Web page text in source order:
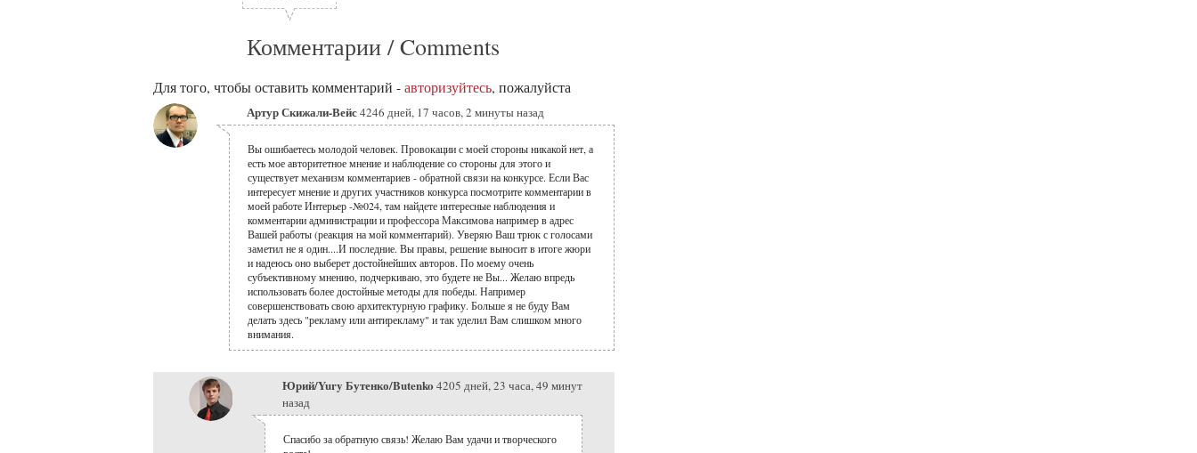
Комментарии / Comments
Для того, чтобы оставить комментарий - авторизуйтесь, пожалуйста
Артур Скижали-Вейс4246 дней, 17 часов, 2 минуты назад
Вы ошибаетесь молодой человек. Провокации с моей стороны никакой нет, а
есть мое авторитетное мнение и наблюдение со стороны для этого и
существует механизм комментариев - обратной связи на конкурсе. Если Вас
интересует мнение и других участников конкурса посмотрите комментарии в
моей работе Интерьер -№024, там найдете интересные наблюдения и
комментарии администрации и профессора Максимова например в адрес
Вашей работы (реакция на мой комментарий). Уверяю Ваш трюк с голосами
заметил не я один....И последние. Вы правы, решение выносит в итоге жюри
и надеюсь оно выберет достойнейших авторов. По моему очень
субъективному мнению, подчеркиваю, это будете не Вы... Желаю впредь
использовать более достойные методы для победы. Например
совершенствовать свою архитектурную графику. Больше я не буду Вам
делать здесь "рекламу или антирекламу" и так уделил Вам слишком много
внимания.
Юрий/Yury Бутенко/Butenko 4205 дней, 23 часа, 49 минут
назад
Спасибо за обратную связь! Желаю Вам удачи и творческого